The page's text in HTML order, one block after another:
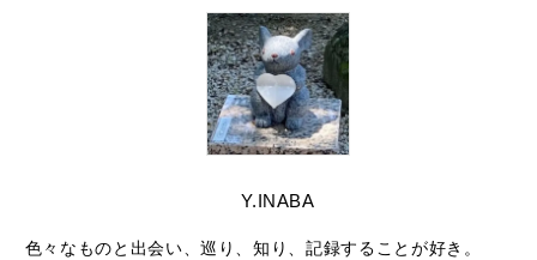
Y.INABA
色々なものと出会い、巡り、知り、記録することが好き。